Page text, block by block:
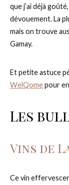
que j’ai déjà
dévouement. La
mais on trouve
Gamay.
Et petite astuce
WelQomepour
Les
Vins de
Ce vin